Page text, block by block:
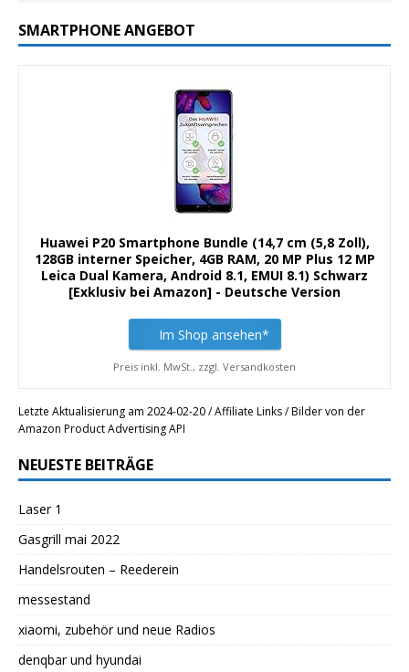
SMARTPHONE ANGEBOT
Huawei P20 Smartphone Bundle (14,7 cm (5,8 Zoll),
128GB interner Speicher, 4GB RAM, 20 MP Plus 12 MP
Leica Dual Kamera, Android 8.1, EMUI 8.1) Schwarz
[Exklusiv bei Amazon] - Deutsche Version
Im Shop ansehen*
Preis inkl. MwSt., zzgl. Versandkosten
Letzte Aktualisierung am 2024-02-20 / Affiliate Links / Bilder von der
Amazon Product Advertising API
NEUESTE BEITRÄGE
Laser 1
Gasgrill mai 2022
Handelsrouten – Reederein
messestand
xiaomi, zubehör und neue Radios
denqbar und hyundai